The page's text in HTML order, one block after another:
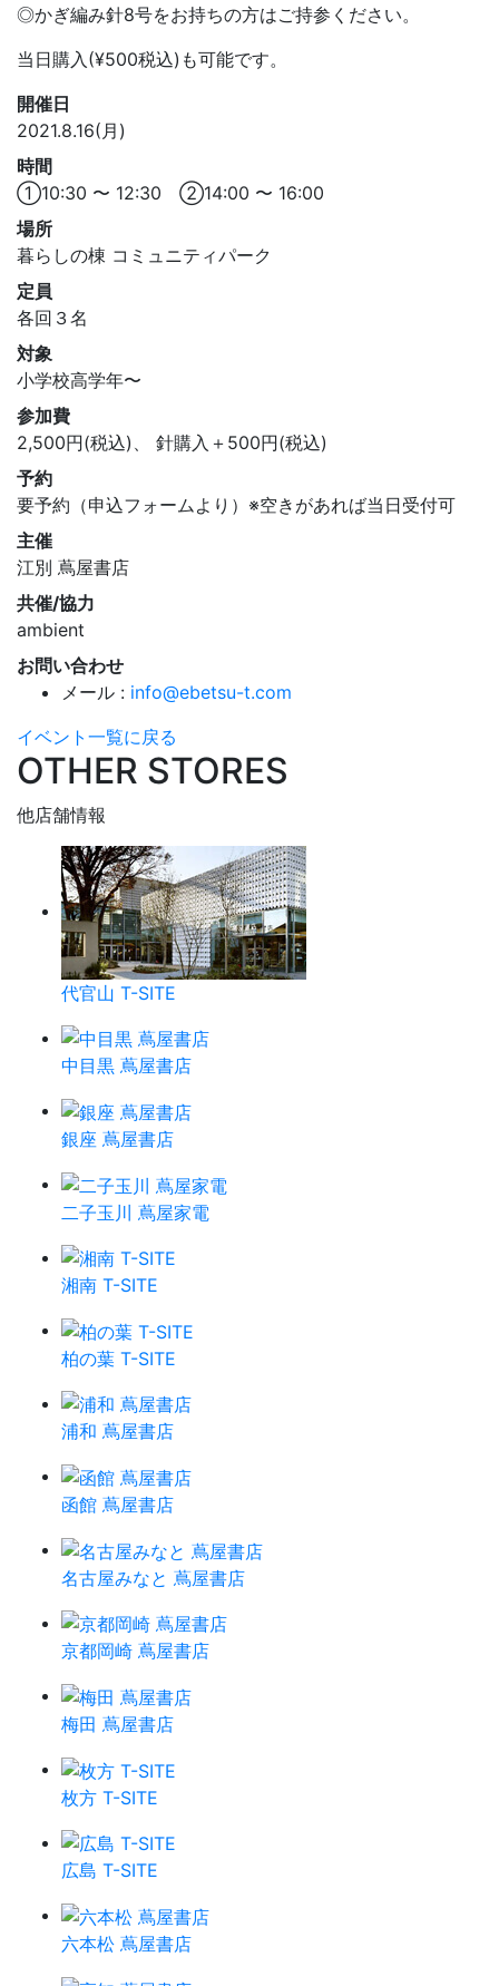
◎かぎ編み針8号をお持ちの方はご持参ください。
当日購入(¥500税込)も可能です。
開催日
2021.8.16(月)
時間
①10:30 〜 12:30 ②14:00 〜 16:00
場所
暮らしの棟 コミュニティパーク
定員
各回３名
対象
小学校高学年〜
参加費
2,500円(税込)、 針購入＋500円(税込)
予約
要予約（申込フォームより）※空きがあれば当日受付可
主催
江別 蔦屋書店
共催/協力
ambient
お問い合わせ
メール : info@ebetsu-t.com
イベント一覧に戻る
OTHER STORES
他店舗情報
代官山 T-SITE
中目黒 蔦屋書店
銀座 蔦屋書店
二子玉川 蔦屋家電
湘南 T-SITE
柏の葉 T-SITE
浦和 蔦屋書店
函館 蔦屋書店
名古屋みなと 蔦屋書店
京都岡崎 蔦屋書店
梅田 蔦屋書店
枚方 T-SITE
広島 T-SITE
六本松 蔦屋書店